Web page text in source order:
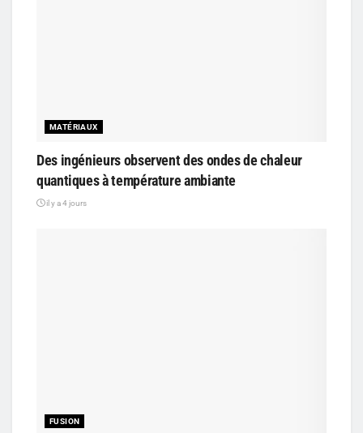
MATÉRIAUX
Des ingénieurs observent des ondes de chaleur
quantiques à température ambiante
il y a 4 jours
FUSION